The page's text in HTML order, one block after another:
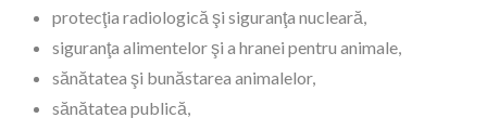
protecţia radiologică şi siguranţa nucleară,
siguranţa alimentelor şi a hranei pentru animale,
sănătatea şi bunăstarea animalelor,
sănătatea publică,